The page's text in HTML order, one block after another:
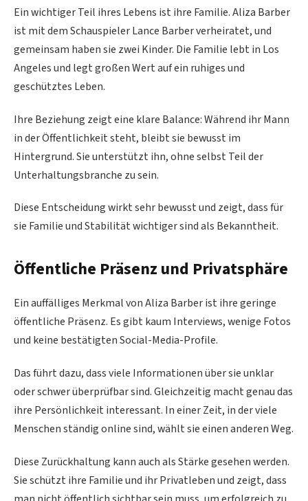
Ein wichtiger Teil ihres Lebens ist ihre Familie. Aliza Barber
ist mit dem Schauspieler Lance Barber verheiratet, und
gemeinsam haben sie zwei Kinder. Die Familie lebt in Los
Angeles und legt großen Wert auf ein ruhiges und
geschütztes Leben.
Ihre Beziehung zeigt eine klare Balance: Während ihr Mann
in der Öffentlichkeit steht, bleibt sie bewusst im
Hintergrund. Sie unterstützt ihn, ohne selbst Teil der
Unterhaltungsbranche zu sein.
Diese Entscheidung wirkt sehr bewusst und zeigt, dass für
sie Familie und Stabilität wichtiger sind als Bekanntheit.
Öffentliche Präsenz und Privatsphäre
Ein auffälliges Merkmal von Aliza Barber ist ihre geringe
öffentliche Präsenz. Es gibt kaum Interviews, wenige Fotos
und keine bestätigten Social-Media-Profile.
Das führt dazu, dass viele Informationen über sie unklar
oder schwer überprüfbar sind. Gleichzeitig macht genau das
ihre Persönlichkeit interessant. In einer Zeit, in der viele
Menschen ständig online sind, wählt sie einen anderen Weg.
Diese Zurückhaltung kann auch als Stärke gesehen werden.
Sie schützt ihre Familie und ihr Privatleben und zeigt, dass